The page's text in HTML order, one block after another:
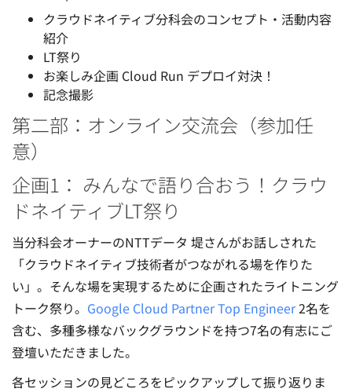
クラウドネイティブ分科会のコンセプト・活動内容
紹介
LT祭り
お楽しみ企画 Cloud Run デプロイ対決！
記念撮影
第二部：オンライン交流会（参加任
意）
企画1： みんなで語り合おう！クラウ
ドネイティブLT祭り
当分科会オーナーのNTTデータ 堤さんがお話しされた
「クラウドネイティブ技術者がつながれる場を作りた
い」。そんな場を実現するために企画されたライトニング
トーク祭り。 Google Cloud Partner Top Engineer2名を
含む、多種多様なバックグラウンドを持つ7名の有志にご
登壇いただきました。
各セッションの見どころをピックアップして振り返りま